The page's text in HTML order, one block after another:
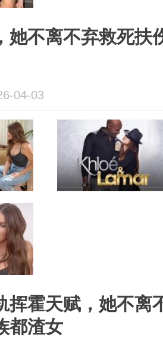
她不离不弃救死扶
04-03
挥霍天赋，她不离
都渣女